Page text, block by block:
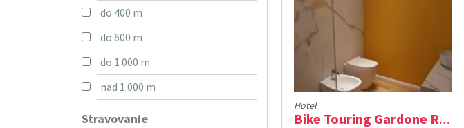
do 400 m
do 600 m
do 1 000 m
nad 1 000 m
Stravovanie
Hotel
Bike Touring Gardone Riviera & Wellness ***